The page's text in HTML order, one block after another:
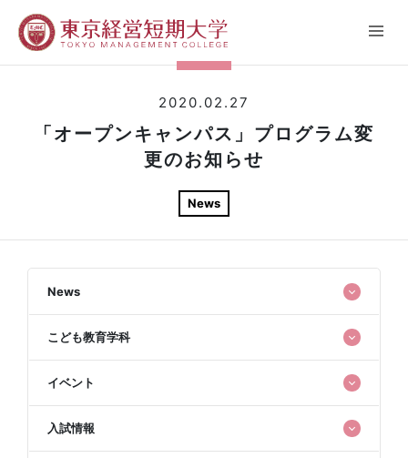
2020.02.27
「オープンキャンパス」プログラム変
更のお知らせ
News
News
こども教育学科
イベント
入試情報